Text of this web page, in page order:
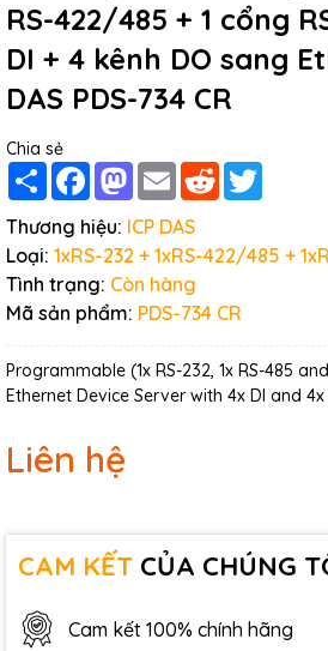
RS-422/485 + 1 cổng
DI + 4 kênh DO sang
DAS PDS-734 CR
Chia sẻ
Share FacebookMastodon
Email Reddit
Thương hiệu: ICP DAS
Loại: 1xRS-232 + 1xRS-422/485 +
Tình trạng: Còn hàng
Mã sản phẩm: PDS-734 CR
Programmable (1x RS-232, 1x RS-485
Ethernet Device Server with 4x DI and 4x
Liên hệ
CAM KẾT CỦA CHÚNG
Cam kết 100% chính hãng